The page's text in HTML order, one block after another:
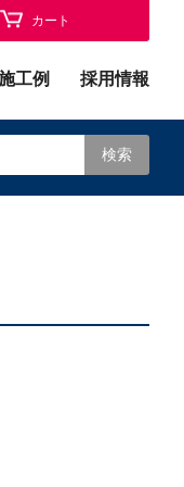
カート
工例 採用情報
検索